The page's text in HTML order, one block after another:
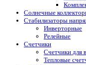
Солнечные
Стабилизаторы
Инверторные
Релейные
Счетчики
Счетчики для
Тепловые